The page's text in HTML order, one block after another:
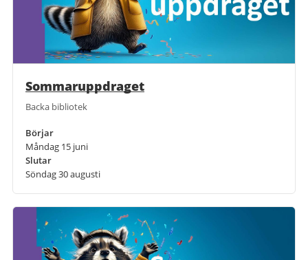
Sommaruppdraget
Backa bibliotek
Börjar
Måndag 15 juni
Slutar
Söndag 30 augusti